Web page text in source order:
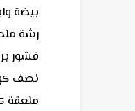
بيضة
رشة
قشور
نصف
ملعقة